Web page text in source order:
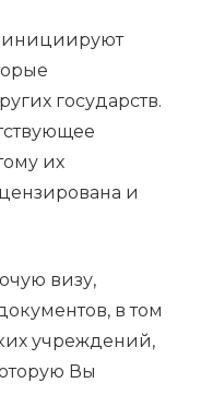
государств.
их
и
визу,
в том
учреждений,
Вы